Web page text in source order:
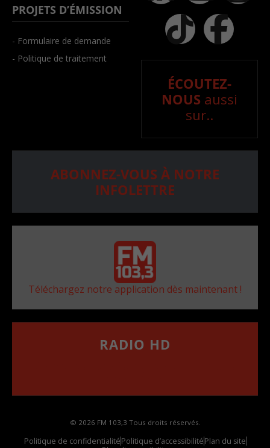
PROJETS D’ÉMISSION
- Formulaire de demande
- Politique de traitement
ÉCOUTEZ-
NOUS aussi
sur..
ABONNEZ-VOUS À NOTRE
INFOLETTRE
Téléchargez notre application dès maintenant !
RADIO HD
© 2026 FM 103,3 Tous droits réservés.
Politique de confidentialitéPolitique d’accessibilitéPlan du site